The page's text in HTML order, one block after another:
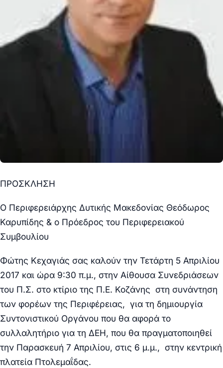
ΠΡΟΣΚΛΗΣΗ
Ο Περιφερειάρχης Δυτικής Μακεδονίας Θεόδωρος
Καρυπίδης & ο Πρόεδρος του Περιφερειακού
Συμβουλίου
Φώτης Κεχαγιάς σας καλούν την Τετάρτη 5 Απριλίου
2017 και ώρα 9:30 π.μ., στην Αίθουσα Συνεδριάσεων
του Π.Σ. στο κτίριο της Π.Ε. Κοζάνης στη συνάντηση
των φορέων της Περιφέρειας, για τη δημιουργία
Συντονιστικού Οργάνου που θα αφορά το
συλλαλητήριο για τη ΔΕΗ, που θα πραγματοποιηθεί
την Παρασκευή 7 Απριλίου, στις 6 μ.μ., στην κεντρική
πλατεία Πτολεμαΐδας.